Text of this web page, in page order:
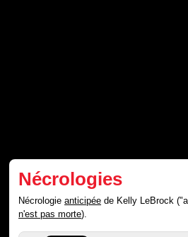
Nécrologies
Nécrologieanticipée de Kelly LeBrock
n'est pas morte).